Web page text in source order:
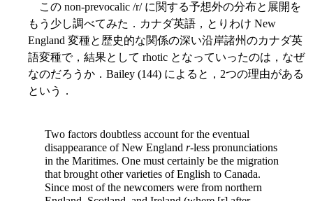
この non-prevocalic /r/ に関する予想外の分布と展開を
もう少し調べてみた．カナダ英語，とりわけ New
England 変種と歴史的な関係の深い沿岸諸州のカナダ英
語変種で，結果として rhotic となっていったのは，なぜ
なのだろうか．Bailey (144) によると，2つの理由がある
という．
Two factors doubtless account for the eventual
disappearance of New England r-less pronunciations
in the Maritimes. One must certainly be the migration
that brought other varieties of English to Canada.
Since most of the newcomers were from northern